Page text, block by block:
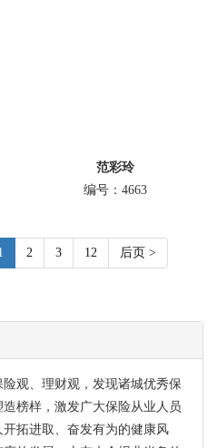
范彩玲
编号：4663
2 3 12 后页 >
观、理财观，发现诸城优秀保
榜样，激发广大保险从业人员
拓进取、奋发有为的健康风